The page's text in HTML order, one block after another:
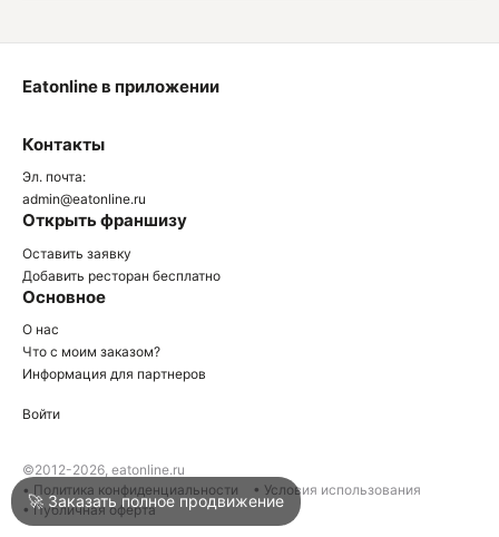
Войти
Написать в техподдержку
Контакты
Эл. почта:
admin@eatonline.ru
Открыть франшизу
Оставить заявку
Добавить ресторан бесплатно
Основное
О нас
Что с моим заказом?
Информация для партнеров
Eatonline в приложении
Войти
©2012-2026, eatonline.ru
• Политика конфиденциальности
• Условия использования
• Публичная оферта
🚀 Заказать полное продвижение